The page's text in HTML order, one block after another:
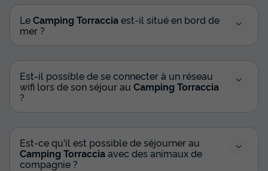
Clim (M)
du22/09/2026
Meilleur prix pour 7 nuits
Modifier les dates
646,80 €
LeCamping Torracciaest-il situé en bord de
mer ?
Est-il possible de se connecter à un réseau
wifi lors de son séjour au Camping Torraccia
?
Est-ce qu'il est possible de séjourner au
Camping Torracciaavec des animaux de
compagnie ?